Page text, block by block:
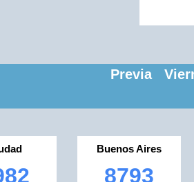
Previa
Buenos Aires
8793